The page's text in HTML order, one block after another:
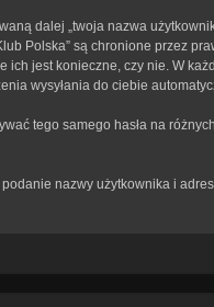
dalej „twoja nazwa
Polska” są chronione przez
jest konieczne, czy nie. W
wysyłania do ciebie
tego samego hasła na
nazwy użytkownika i